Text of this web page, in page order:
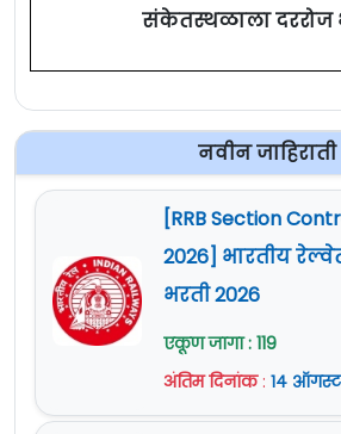
संकेतस्थळाला दररोज
नवीन जाहिराती
[RRB Section
2026] भारतीय
भरती 2026
एकूण जागा : 119
अंतिम दिनांक: १४